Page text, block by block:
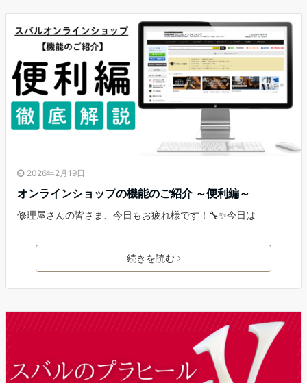
2026年2月19日
オンラインショップの機能のご紹介 ～便利編～
修理屋さんの皆さま、今日もお疲れ様です！🔧✨今日は
続きを読む